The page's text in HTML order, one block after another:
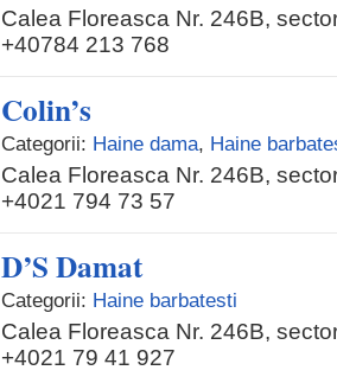
Calea Floreasca Nr. 246B,
+40784 213 768
Colin’s
Categorii: Haine dama, Haine
Calea Floreasca Nr. 246B,
+4021 794 73 57
D’S Damat
Categorii: Haine barbatesti
Calea Floreasca Nr. 246B,
+4021 79 41 927